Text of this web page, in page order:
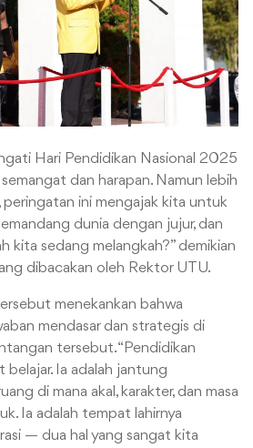
Hari Pendidikan Nasional 2025
dan harapan. Namun lebih
peringatan ini mengajak kita untuk
dunia dengan jujur, dan
kita sedang melangkah?” demikian
dibacakan oleh Rektor UTU.
menekankan bahwa
mendasar dan strategis di
tersebut. “Pendidikan
belajar. Ia adalah jantung
di mana akal, karakter, dan masa
Ia adalah tempat lahirnya
— dua hal yang sangat kita